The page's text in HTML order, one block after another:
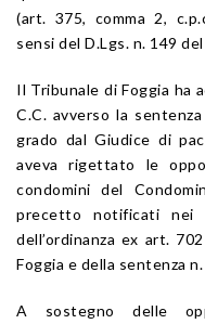
(art. 375, comma 2,
sensi del D.Lgs. n. 149
Il Tribunale di Foggia ha
C.C. avverso la
grado dal Giudice di
aveva rigettato le
condomini del
precetto notificati nei
dell’ordinanza ex art.
Foggia e della sentenza
A sostegno delle